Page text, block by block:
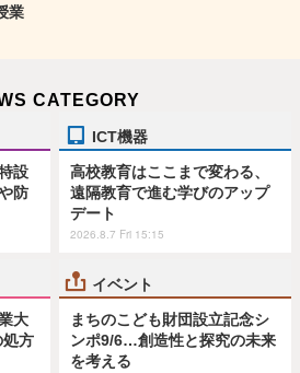
業
CATEGORY
設
防
ICT機器
高校教育はここまで変わる、
遠隔教育で進む学びのアップ
デート
2026.8.7 Fri 15:15
大
処方
イベント
まちのこども財団設立記念シ
ンポ9/6…創造性と探究の未来
を考える